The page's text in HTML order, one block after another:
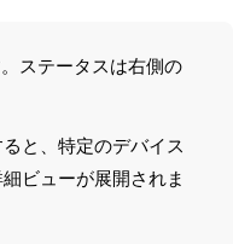
ステータスは右側の
と、特定のデバイス
ビューが展開されま